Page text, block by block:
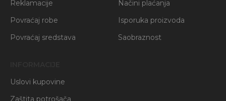
Reklamacije
Povraćaj robe
Povraćaj sredstava
Načini plaćanja
Isporuka proizvoda
Saobraznost
Uslovi kupovine
Zaštita potrošača